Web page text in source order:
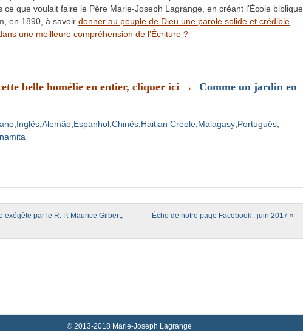
ce que voulait faire le Père Marie-Joseph Lagrange, en créant l’École biblique
en 1890, à savoir donner au peuple de Dieu une parole solide et crédible
une meilleure compréhension de l’Écriture ?
belle homélie en entier, cliquer ici →
Comme un jardin en
Inglês Alemão Espanhol Chinês Haitian Creole Malagasy Português
exégète par le R. P. Maurice Gilbert,
Écho de notre page Facebook : juin 2017 »
© 2013-2018 Marie-Joseph Lagrange